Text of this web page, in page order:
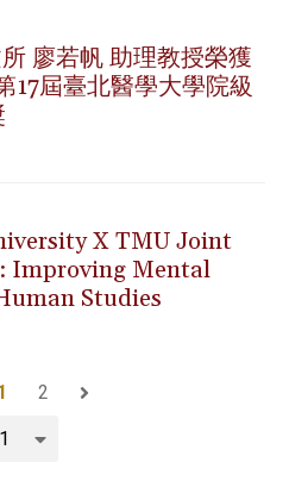
廖若帆 助理教授榮獲
17屆臺北醫學大學院級
X TMU Joint
Improving Mental
Studies
2